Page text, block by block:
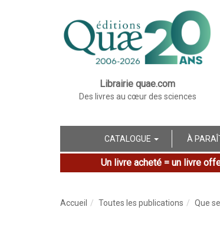
Librairie quae.com
Des livres au cœur des sciences
CATALOGUE À
Un livre acheté = un livre
Accueil Toutes les publications Que